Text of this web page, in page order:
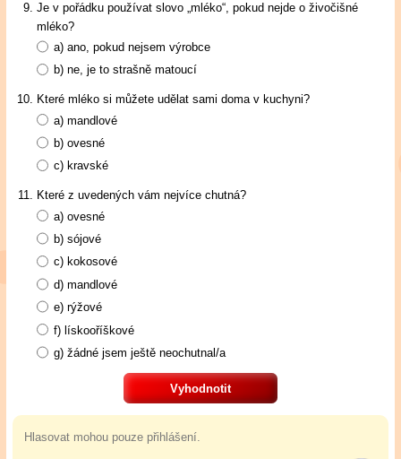
Je v pořádku používat slovo „mléko“, pokud nejde o živočišné
mléko?
a)ano, pokud nejsem výrobce
b)ne, je to strašně matoucí
Které mléko si můžete udělat sami doma v kuchyni?
a)mandlové
b)ovesné
c) kravské
Které z uvedených vám nejvíce chutná?
a)ovesné
b)sójové
c) kokosové
d)mandlové
e)rýžové
f)lískooříškové
g)žádné jsem ještě neochutnal/a
Vyhodnotit
Hlasovat mohou pouze přihlášení.